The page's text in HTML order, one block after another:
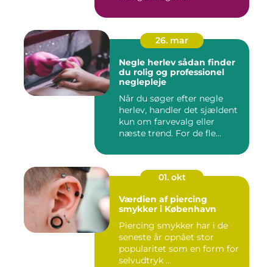
26. mar
Negle herlev sådan finder
du rolig og professionel
neglepleje
Når du søger efter negle
herlev, handler det sjældent
kun om farvevalg eller
næste trend. For de fle...
01. okt
Værdien af piercing
smykker i København
Piercing smykker har i de
seneste år opnået stor
popularitet som en form for
selvudtryk ...